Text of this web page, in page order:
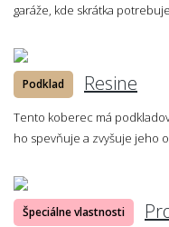
garáže, kde skrátka
Podklad Resine
Tento koberec má
ho spevňuje a zvyšuje jeho
Špeciálne vlastnosti